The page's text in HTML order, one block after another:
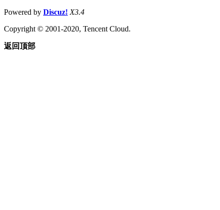
Powered by Discuz! X3.4
Copyright © 2001-2020, Tencent Cloud.
返回顶部